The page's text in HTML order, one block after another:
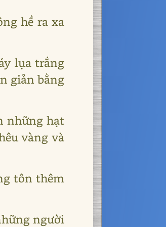
hề ra xa
lụa trắng
giản bằng
những hạt
vàng và
tôn thêm
người